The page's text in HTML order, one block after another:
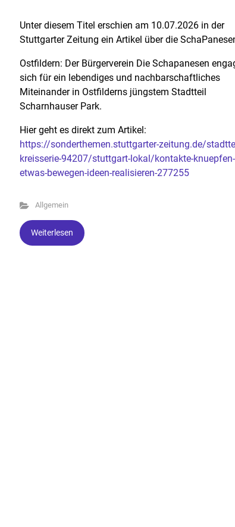
Unter diesem Titel erschien am 10.07.2026 in der
Stuttgarter Zeitung ein Artikel über die
Ostfildern: Der Bürgerverein Die Schapanesen
sich für ein lebendiges und nachbarschaftliches
Miteinander in Ostfilderns jüngstem Stadtteil
Scharnhauser Park.
Hier geht es direkt zum Artikel:
https://sonderthemen.stuttgarter-zeitung.de/
kreisserie-94207/stuttgart-lokal/kontakte-knuepfen-
etwas-bewegen-ideen-realisieren-277255
Allgemein
Weiterlesen